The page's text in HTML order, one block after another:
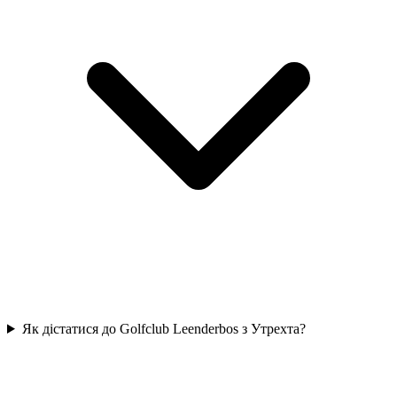
Як дістатися до Golfclub Leenderbos з Утрехта?